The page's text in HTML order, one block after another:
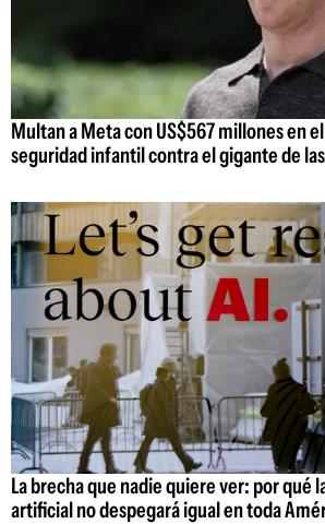
Multan a Meta con US$567 millones en
seguridad infantil contra el gigante de
La brecha que nadie quiere ver: por qué
artificial no despegará igual en toda